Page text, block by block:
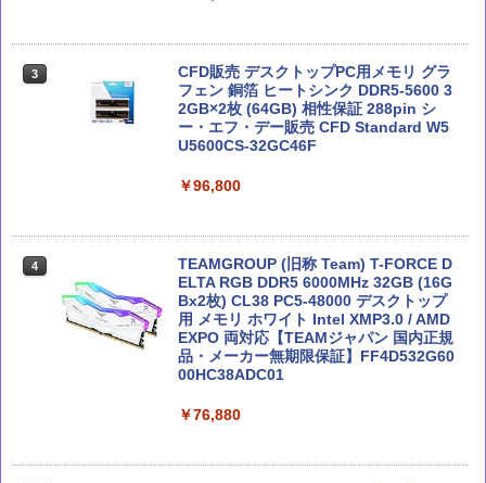
￥3,300
Claude 最強のAI自動化術 (AI仕事術シリ
Microsoft 365 Copilot活用大全
￥2,750
ネラリスト問題集 第3版
￥2,750
Claude仕事術 仕事時間は1/100に成果は
￥2,090
実践Claude Code入門―現場で活用する
ためのAIコーディングの思考法
G TRIO OC WHITE グラフィックスボー
ド VD9040
￥191,717
スボード VD9397
￥110,909
MSI GeForce RTX 5080 16G GAMING
3
CFD販売 デスクトップPC用メモリ グラ
フェン 銅箔 ヒートシンク DDR5-5600 3
2GB×2枚 (64GB) 相性保証 288pin シ
ー・エフ・デー販売 CFD Standard W5
U5600CS-32GC46F
￥96,800
4
TEAMGROUP (旧称 Team) T-FORCE D
ELTA RGB DDR5 6000MHz 32GB (16G
Bx2枚) CL38 PC5-48000 デスクトップ
用 メモリ ホワイト Intel XMP3.0 / AMD
EXPO 両対応【TEAMジャパン 国内正規
品・メーカー無期限保証】FF4D532G60
00HC38ADC01
￥76,880